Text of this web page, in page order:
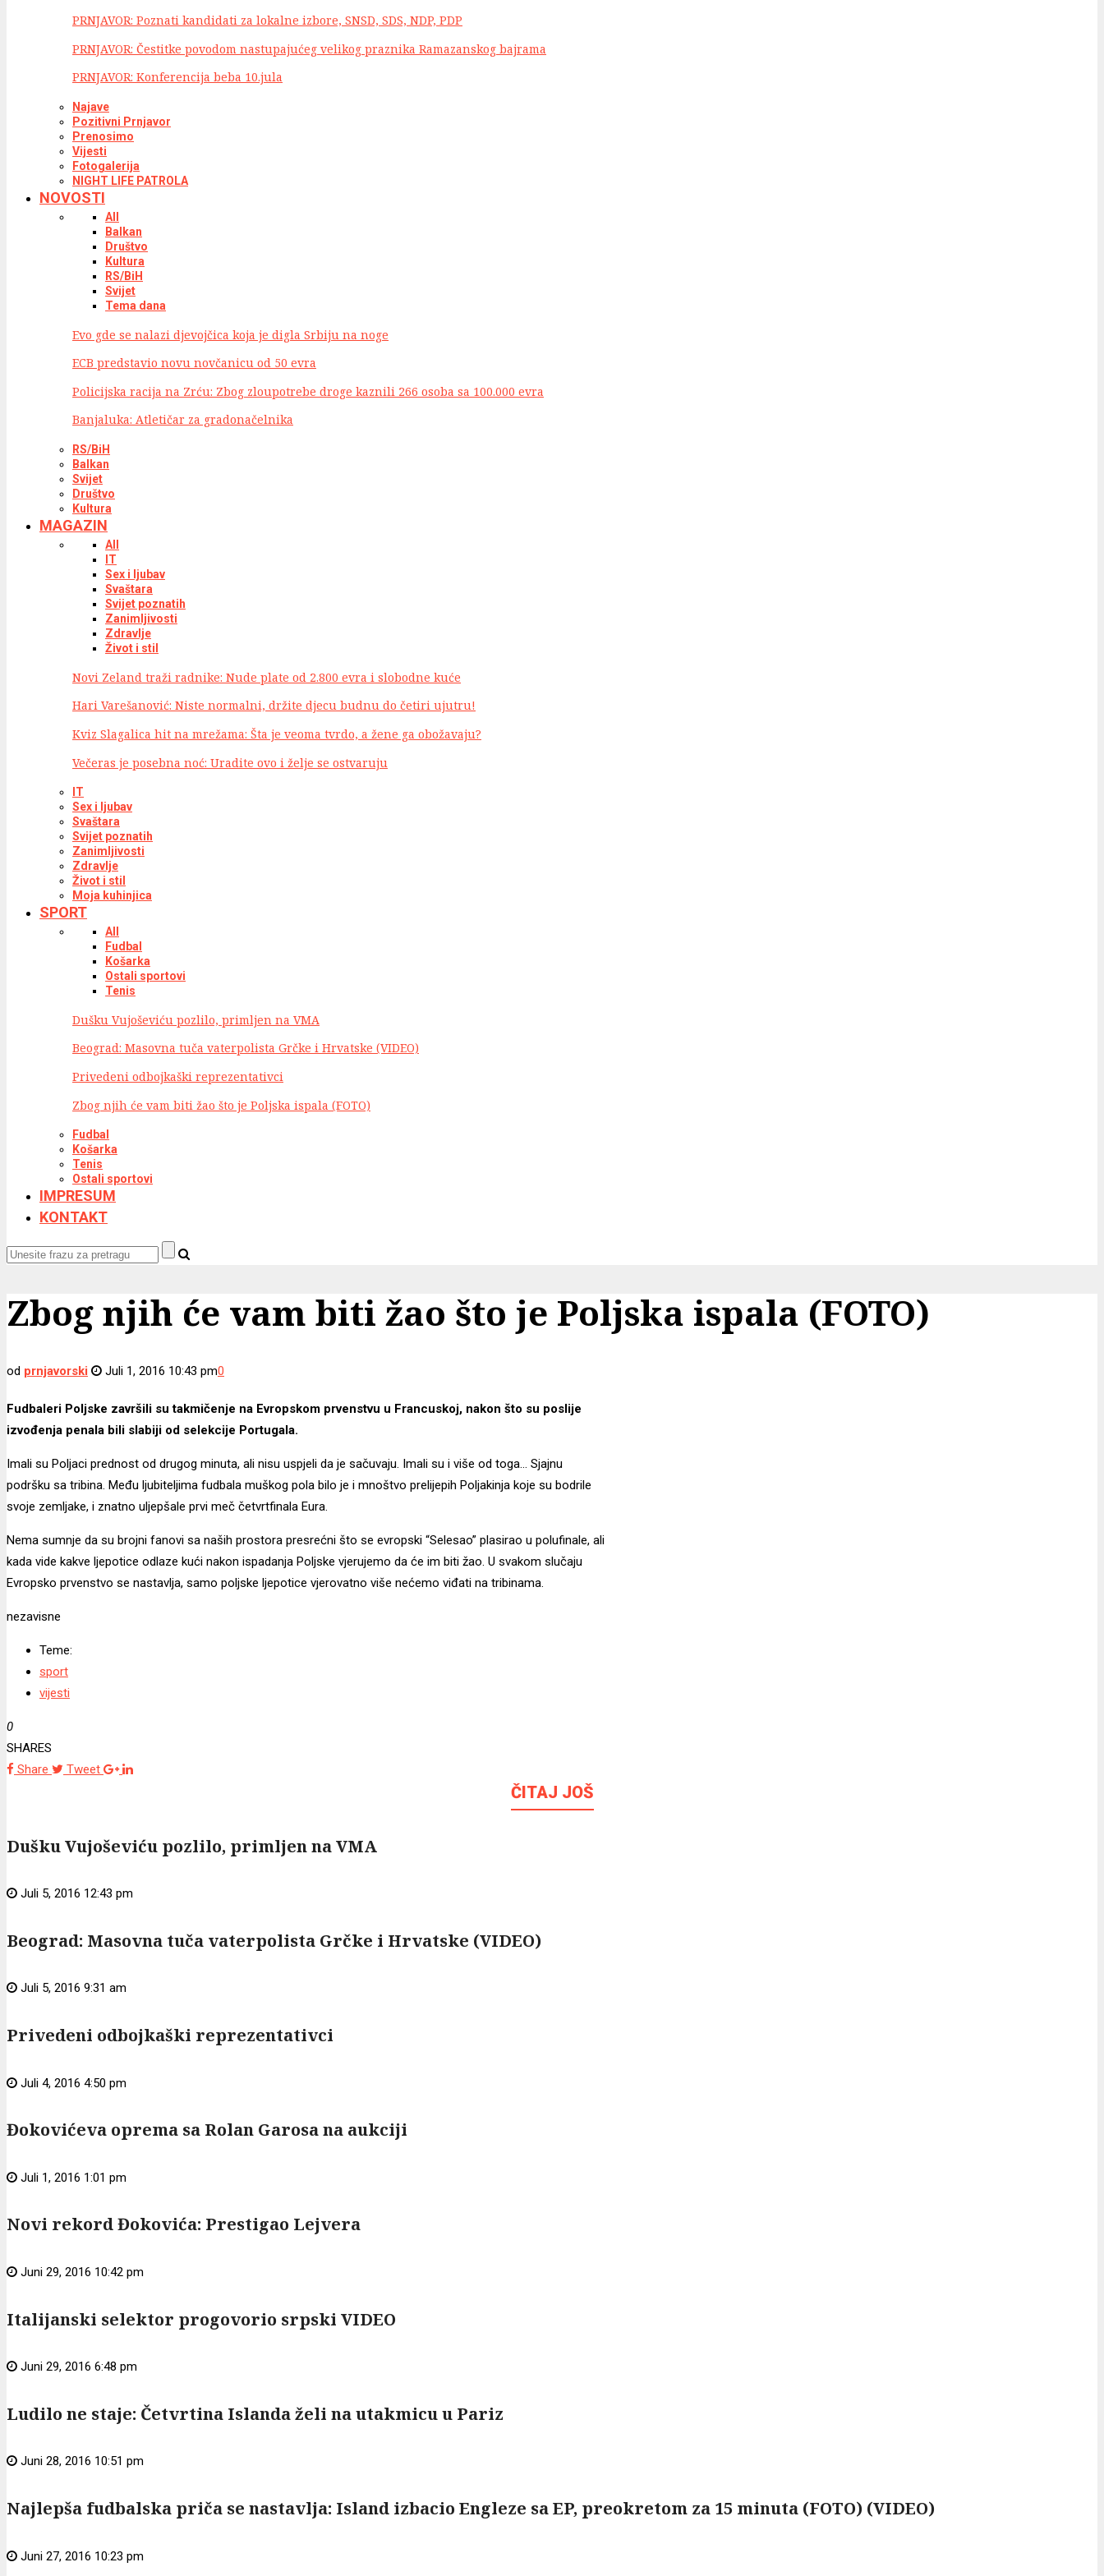
PRNJAVOR: Poznati kandidati za lokalne izbore, SNSD, SDS, NDP, PDP
PRNJAVOR: Čestitke povodom nastupajućeg velikog praznika Ramazanskog bajrama
PRNJAVOR: Konferencija beba 10.jula
Najave
Pozitivni Prnjavor
Prenosimo
Vijesti
Fotogalerija
NIGHT LIFE PATROLA
NOVOSTI
All
Balkan
Društvo
Kultura
RS/BiH
Svijet
Tema dana
Evo gde se nalazi djevojčica koja je digla Srbiju na noge
ECB predstavio novu novčanicu od 50 evra
Policijska racija na Zrću: Zbog zloupotrebe droge kaznili 266 osoba sa 100.000 evra
Banjaluka: Atletičar za gradonačelnika
RS/BiH
Balkan
Svijet
Društvo
Kultura
MAGAZIN
All
IT
Sex i ljubav
Svaštara
Svijet poznatih
Zanimljivosti
Zdravlje
Život i stil
Novi Zeland traži radnike: Nude plate od 2.800 evra i slobodne kuće
Hari Varešanović: Niste normalni, držite djecu budnu do četiri ujutru!
Kviz Slagalica hit na mrežama: Šta je veoma tvrdo, a žene ga obožavaju?
Večeras je posebna noć: Uradite ovo i želje se ostvaruju
IT
Sex i ljubav
Svaštara
Svijet poznatih
Zanimljivosti
Zdravlje
Život i stil
Moja kuhinjica
SPORT
All
Fudbal
Košarka
Ostali sportovi
Tenis
Dušku Vujoševiću pozlilo, primljen na VMA
Beograd: Masovna tuča vaterpolista Grčke i Hrvatske (VIDEO)
Privedeni odbojkaški reprezentativci
Zbog njih će vam biti žao što je Poljska ispala (FOTO)
Fudbal
Košarka
Tenis
Ostali sportovi
IMPRESUM
KONTAKT
Zbog njih će vam biti žao što je Poljska ispala (FOTO)
od prnjavorski Juli 1, 2016 10:43 pm0
Fudbaleri Poljske završili su takmičenje na Evropskom prvenstvu u Francuskoj, nakon što su poslije
izvođenja penala bili slabiji od selekcije Portugala.
Imali su Poljaci prednost od drugog minuta, ali nisu uspjeli da je sačuvaju. Imali su i više od toga… Sjajnu
podršku sa tribina. Među ljubiteljima fudbala muškog pola bilo je i mnoštvo prelijepih Poljakinja koje su bodrile
svoje zemljake, i znatno uljepšale prvi meč četvrtfinala Eura.
Nema sumnje da su brojni fanovi sa naših prostora presrećni što se evropski “Selesao” plasirao u polufinale, ali
kada vide kakve ljepotice odlaze kući nakon ispadanja Poljske vjerujemo da će im biti žao. U svakom slučaju
Evropsko prvenstvo se nastavlja, samo poljske ljepotice vjerovatno više nećemo viđati na tribinama.
nezavisne
Teme:
sport
vijesti
0
SHARES
Share
Tweet
ČITAJ JOŠ
Dušku Vujoševiću pozlilo, primljen na VMA
Juli 5, 2016 12:43 pm
Beograd: Masovna tuča vaterpolista Grčke i Hrvatske (VIDEO)
Juli 5, 2016 9:31 am
Privedeni odbojkaški reprezentativci
Juli 4, 2016 4:50 pm
Đokovićeva oprema sa Rolan Garosa na aukciji
Juli 1, 2016 1:01 pm
Novi rekord Đokovića: Prestigao Lejvera
Juni 29, 2016 10:42 pm
Italijanski selektor progovorio srpski VIDEO
Juni 29, 2016 6:48 pm
Ludilo ne staje: Četvrtina Islanda želi na utakmicu u Pariz
Juni 28, 2016 10:51 pm
Najlepša fudbalska priča se nastavlja: Island izbacio Engleze sa EP, preokretom za 15 minuta (FOTO) (VIDEO)
Juni 27, 2016 10:23 pm